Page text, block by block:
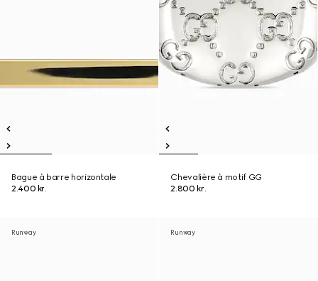
Bague à barre horizontale
2.400 kr.
Chevalière à motif GG
2.800 kr.
Runway Runway